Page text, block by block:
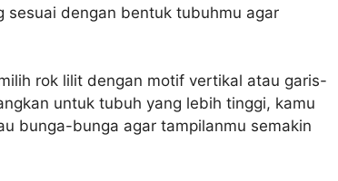
sesuai dengan bentuk tubuhmu agar
rok lilit dengan motif vertikal atau garis-
untuk tubuh yang lebih tinggi, kamu
bunga-bunga agar tampilanmu semakin